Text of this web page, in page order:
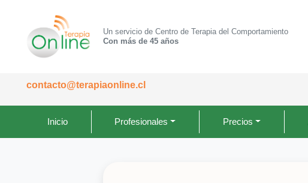
Un servicio de Centro de Terapia del Comportamiento
Con más de 45 años
contacto@terapiaonline.cl
Inicio Profesionales Precios